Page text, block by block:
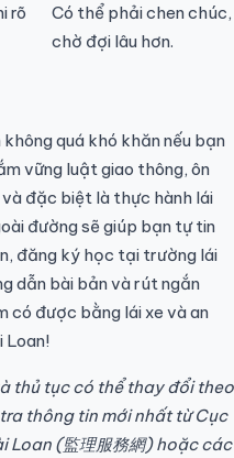
rõ
Có thể phải chen chúc,
chờ đợi lâu hơn.
quá khó khăn nếu bạn
vững luật giao thông, ôn
đặc biệt là thực hành lái
đường sẽ giúp bạn tự tin
đăng ký học tại trường lái
dẫn bài bản và rút ngắn
có được bằng lái xe và an
Loan!
thủ tục có thể thay đổi theo
thông tin mới nhất từ Cục
Loan (監理服務網) hoặc các